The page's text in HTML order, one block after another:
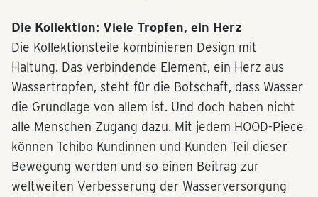
Die Kollektion: Viele Tropfen, ein Herz
Die Kollektionsteile kombinieren Design mit
Haltung. Das verbindende Element, ein Herz aus
Wassertropfen, steht für die Botschaft, dass Wasser
die Grundlage von allem ist. Und doch haben nicht
alle Menschen Zugang dazu. Mit jedem HOOD-Piece
können Tchibo Kundinnen und Kunden Teil dieser
Bewegung werden und so einen Beitrag zur
weltweiten Verbesserung der Wasserversorgung